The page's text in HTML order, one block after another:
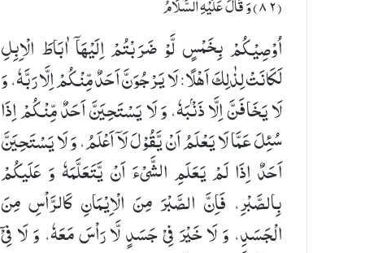
اُوْصِیْكُمْ بِخَمْسٍ لَّوْ ضَرَبْتُمْ اِلَیْهَاۤ اٰبَاطَ الْاِبِلِ
لَكَانَتْ لِذٰلِكَ اَهْلًا: لَا یَرْجُوَنَّ اَحَدٌ مِّنْكُمْ اِلَّا رَبَّهٗ، وَ
لَا یَخَافَنَّ اِلَّا ذَنْۢبَهٗ، وَ لَا یَسْتَحِیَنَّ اَحَدٌ مِّنْکُمْ اِذَا
سُئِلَ عَمَّا لَا یَعْلَمُ اَنْ یَّقُوْلَ لَاۤ اَعْلَمُ، وَ لَا یَسْتَحِیَنَّ
اَحَدٌ اِذَا لَمْ یَعَلَمِ الشَّیْءَ اَنْ یَّتَعَلَّمَهٗ وَ عَلَیکُمْ
بِالصَّبْرِ، فَاِنَّ الصَّبْرَ مِنَ الْاِیْمَانِ كَالرَّاْسِ مِنَ
الْجَسَدِ، وَ لَا خَیْرَ فِیْ جَسَدٍ لَّا رَاْسَ مَعَهٗ، وَ لَا فِیْۤ